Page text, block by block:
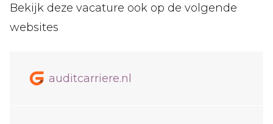
Bekijk deze vacature ook op de volgende
websites
auditcarriere.nl